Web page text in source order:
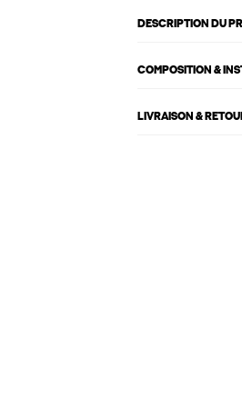
DESCRIPTION DU
COMPOSITION &
LIVRAISON &